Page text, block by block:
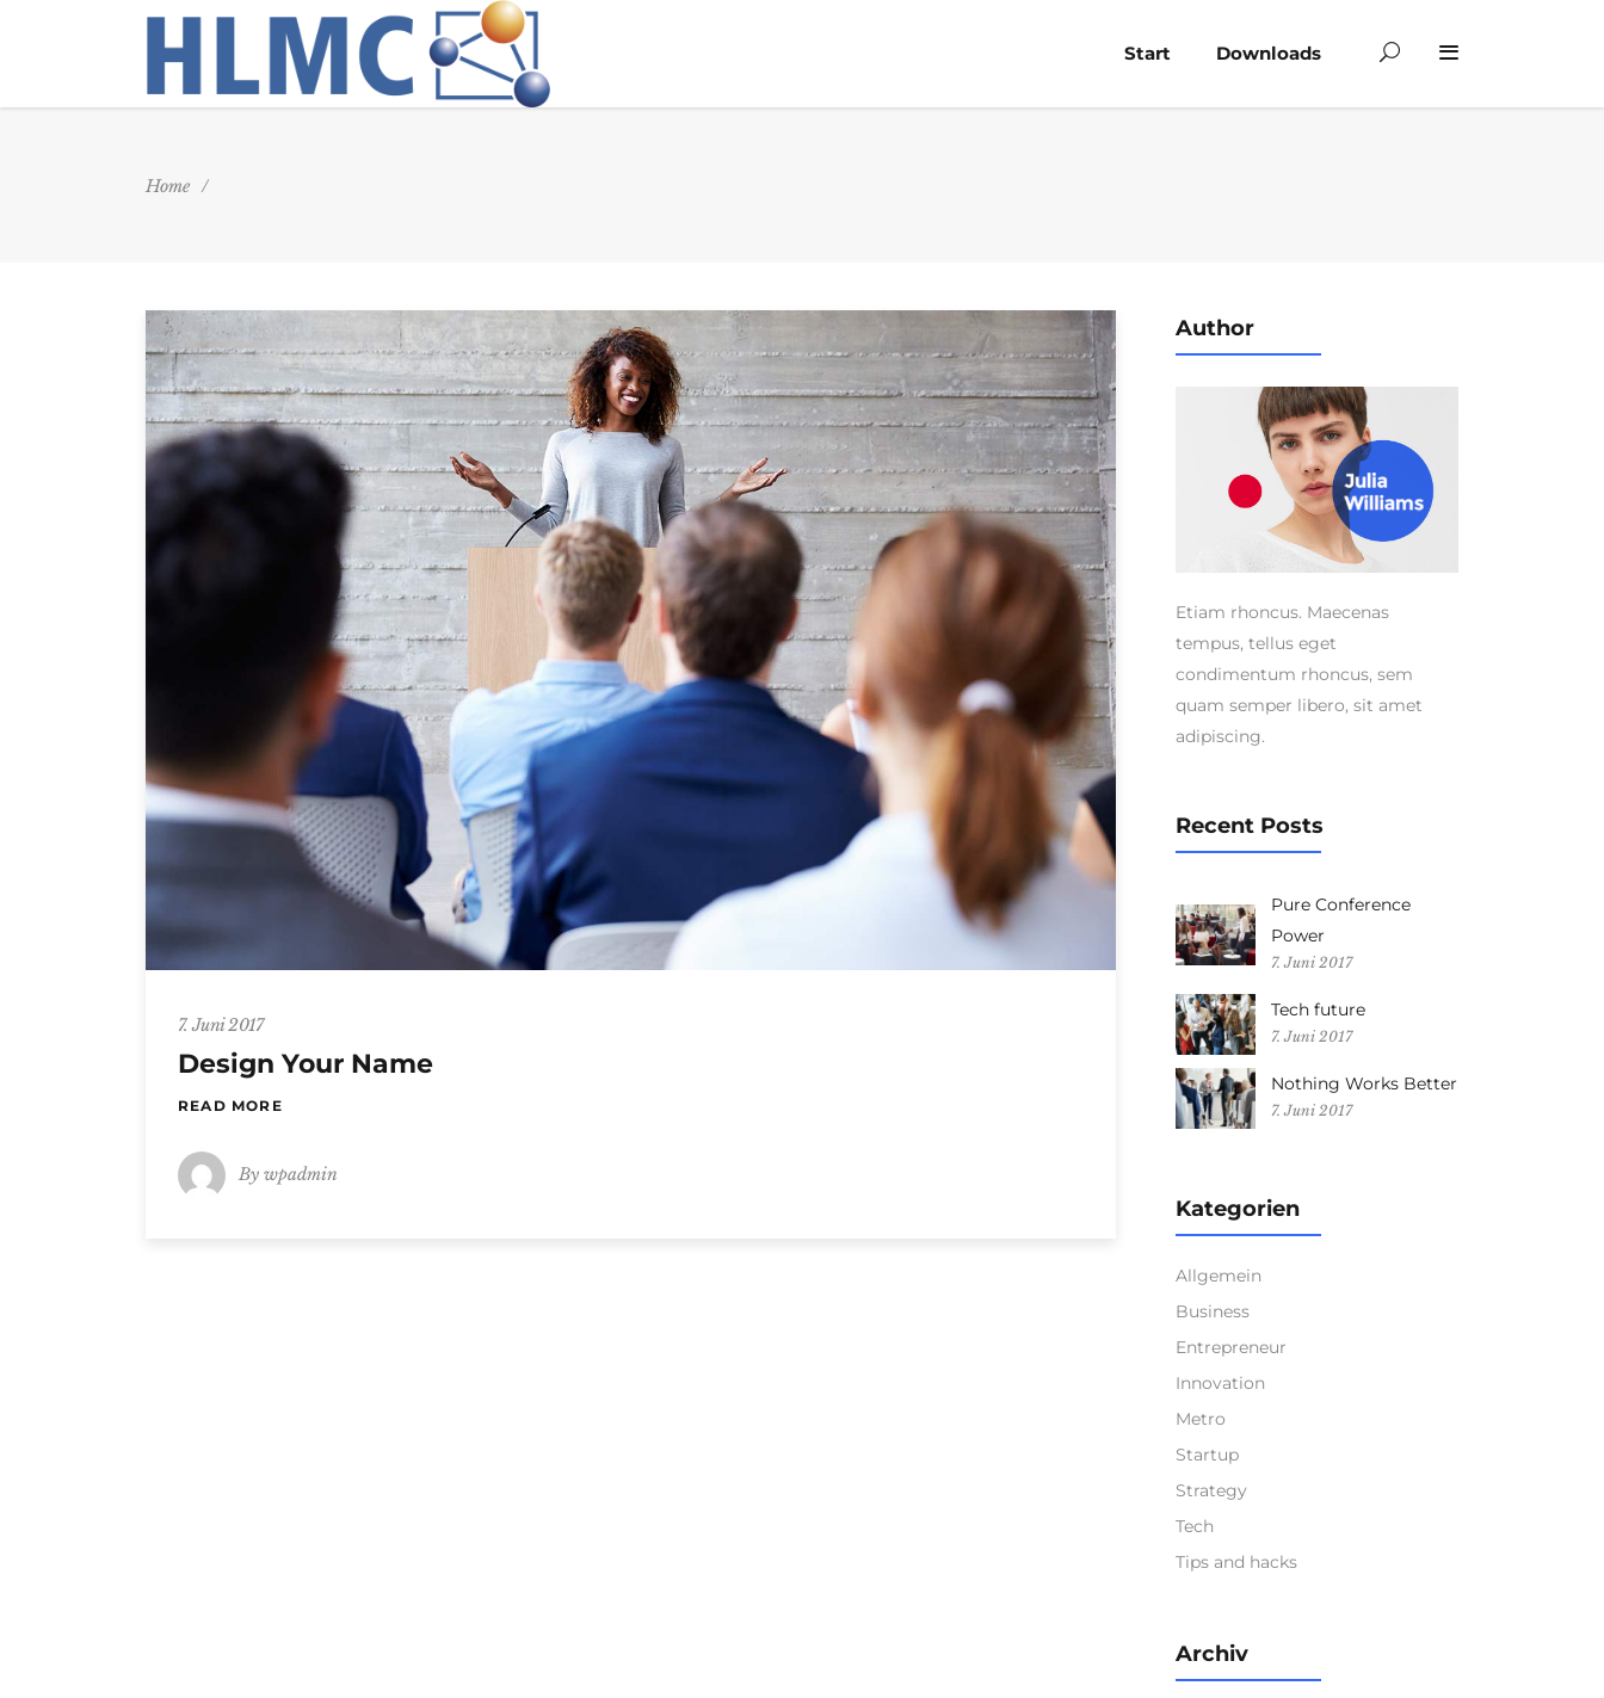
Start Downloads
Home /
7. Juni 2017
Design Your Name
READ MORE
By wpadmin
Author
Etiam rhoncus. Maecenas
tempus, tellus eget
condimentum rhoncus, sem
quam semper libero, sit amet
adipiscing.
Recent Posts
Pure Conference
Power
7. Juni 2017
Tech future
7. Juni 2017
Nothing Works Better
7. Juni 2017
Kategorien
Allgemein
Business
Entrepreneur
Innovation
Metro
Startup
Strategy
Tech
Tips and hacks
Archiv